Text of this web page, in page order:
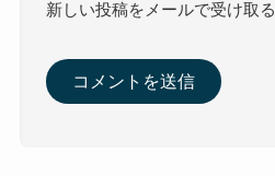
新しい投稿をメールで受け取る